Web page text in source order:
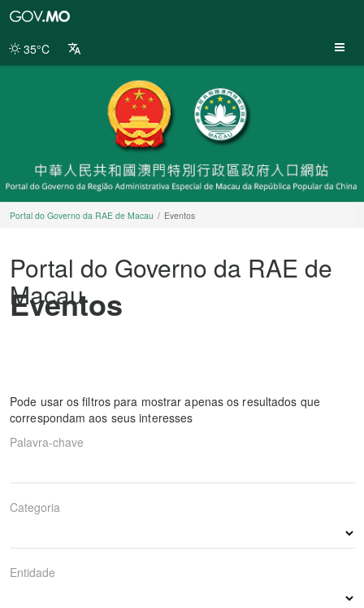
da
35°C
Portal do Governo da RAE de Macau Eventos
Portal do Governo da RAE de
Macau
Eventos
Pode usar os filtros para mostrar apenas os resultados que
correspondam aos seus interesses
Palavra-chave
Categoria
Entidade